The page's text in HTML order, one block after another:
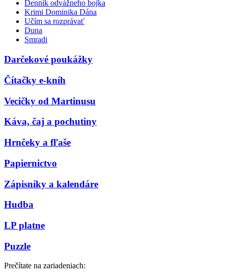
Denník odvážneho bojka
Krimi Dominika Dána
Učím sa rozprávať
Duna
Smradi
Darčekové poukážky
Čítačky e-kníh
Vecičky od Martinusu
Káva, čaj a pochutiny
Hrnčeky a fľaše
Papiernictvo
Zápisníky a kalendáre
Hudba
LP platne
Puzzle
Prečítate na zariadeniach: